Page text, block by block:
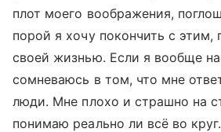
плот моего воображения,
порой я хочу покончить с этим,
своей жизнью. Если я вообще
сомневаюсь в том, что мне
люди. Мне плохо и страшно на
понимаю реально ли всё во